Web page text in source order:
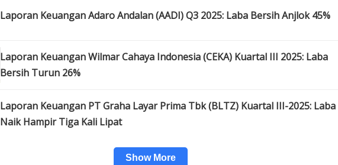
Laporan Keuangan Adaro Andalan (AADI) Q3 2025: Laba Bersih Anjlok 45%
Laporan Keuangan Wilmar Cahaya Indonesia (CEKA) Kuartal III 2025: Laba
Bersih Turun 26%
Laporan Keuangan PT Graha Layar Prima Tbk (BLTZ) Kuartal III-2025: Laba
Naik Hampir Tiga Kali Lipat
Show More